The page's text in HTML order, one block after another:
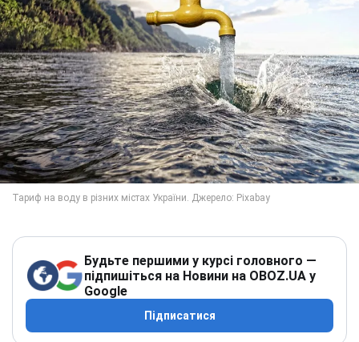
Будьте першими у курсі головного —
підпишіться на Новини на OBOZ.UA у
Google
Підписатися